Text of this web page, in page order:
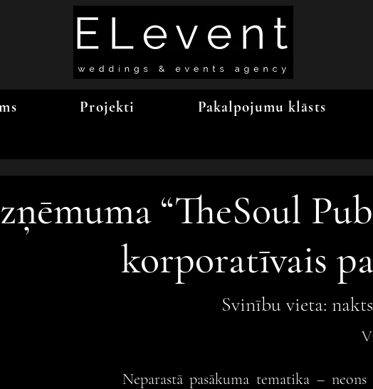
Projekti Pakalpojumu klāsts
“TheSoul
korporatīvais
Svinību vieta:
Neparastā pasākuma tematika –